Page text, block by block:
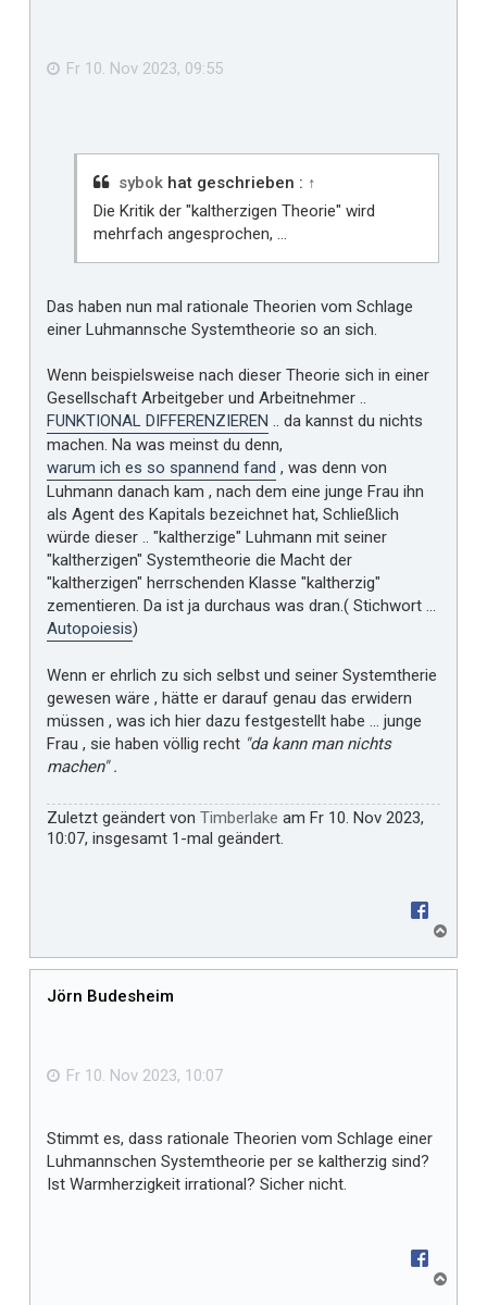
Fr 10. Nov 2023, 09:55
sybok hat geschrieben : ↑
Die Kritik der "kaltherzigen Theorie" wird
mehrfach angesprochen, ...
Das haben nun mal rationale Theorien vom Schlage
einer Luhmannsche Systemtheorie so an sich.
Wenn beispielsweise nach dieser Theorie sich in einer
Gesellschaft Arbeitgeber und Arbeitnehmer ..
FUNKTIONAL DIFFERENZIEREN .. da kannst du nichts
machen. Na was meinst du denn,
warum ich es so spannend fand , was denn von
Luhmann danach kam , nach dem eine junge Frau ihn
als Agent des Kapitals bezeichnet hat, Schließlich
würde dieser .. "kaltherzige" Luhmann mit seiner
"kaltherzigen" Systemtheorie die Macht der
"kaltherzigen" herrschenden Klasse "kaltherzig"
zementieren. Da ist ja durchaus was dran.( Stichwort ...
Autopoiesis)
Wenn er ehrlich zu sich selbst und seiner Systemtherie
gewesen wäre , hätte er darauf genau das erwidern
müssen , was ich hier dazu festgestellt habe ... junge
Frau , sie haben völlig recht "da kann man nichts
machen" .
Zuletzt geändert von Timberlake am Fr 10. Nov 2023,
10:07, insgesamt 1-mal geändert.
c
Jörn Budesheim
Fr 10. Nov 2023, 10:07
Stimmt es, dass rationale Theorien vom Schlage einer
Luhmannschen Systemtheorie per se kaltherzig sind?
Ist Warmherzigkeit irrational? Sicher nicht.